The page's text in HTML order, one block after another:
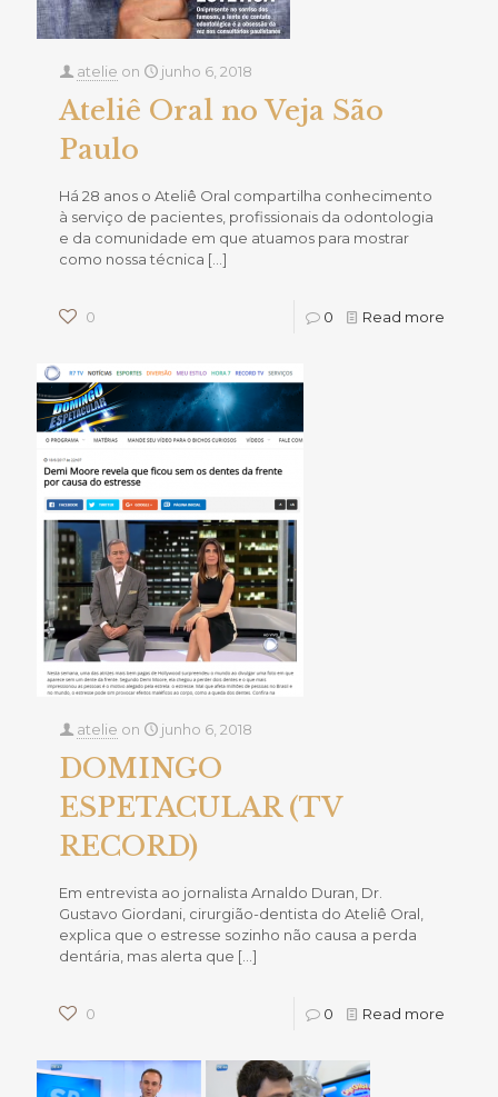
atelie on junho 6, 2018
Ateliê Oral no Veja São
Paulo
Há 28 anos o Ateliê Oral compartilha conhecimento
à serviço de pacientes, profissionais da odontologia
e da comunidade em que atuamos para mostrar
como nossa técnica […]
0 0 Read more
atelie on junho 6, 2018
DOMINGO
ESPETACULAR (TV
RECORD)
Em entrevista ao jornalista Arnaldo Duran, Dr.
Gustavo Giordani, cirurgião-dentista do Ateliê Oral,
explica que o estresse sozinho não causa a perda
dentária, mas alerta que […]
0 0 Read more